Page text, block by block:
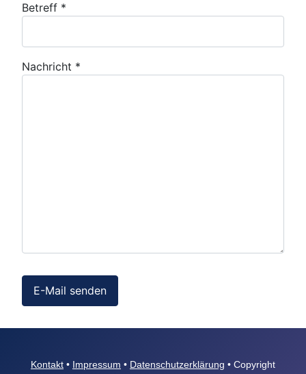
Betreff *
Nachricht *
E-Mail senden
Kontakt • Impressum • Datenschutzerklärung • Copyright